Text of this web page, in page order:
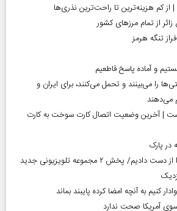
از کم هزینه‌ترین تا راحت‌ترین نذری‌ها
و آماده پاسخ قاطعیم
را می‌بینند و تحمل می‌کنند، برای ایران و
می‌دهند
پابرجاست | آخرین وضعیت اتصال کارت سوخت به کارت
هنرمند منحصر‌به‌فردی را از دست دادیم/ پخش ۲ مجموعه تلویزیونی جدید
کنیم به آنچه امضا کرده پایبند بماند
سوی آمریکا صحت ندارد